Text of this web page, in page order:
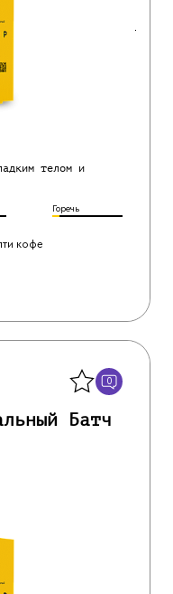
телом и
Горечь
кофе
0
Батч